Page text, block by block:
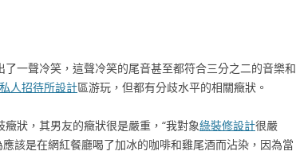
一聲冷笑，這聲冷笑的尾音甚至都符合三分之二的音樂和
私人招待所設計區游玩，但都有分歧水平的相關癥狀。
狀，其男友的癥狀很是嚴重，“我對象綠裝修設計很嚴
該是在網紅餐廳喝了加冰的咖啡和雞尾酒而沾染，因為當